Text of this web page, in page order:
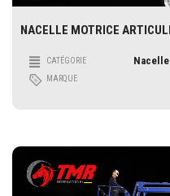
NACELLE MOTRICE
CATÉGORIE
MARQUE